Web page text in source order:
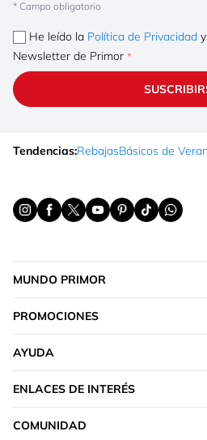
* Campo obligatorio
He leído la Política de Privacidad
Newsletter de Primor
Tendencias:RebajasBásicos de
MUNDO PRIMOR
PROMOCIONES
AYUDA
ENLACES DE INTERÉS
COMUNIDAD